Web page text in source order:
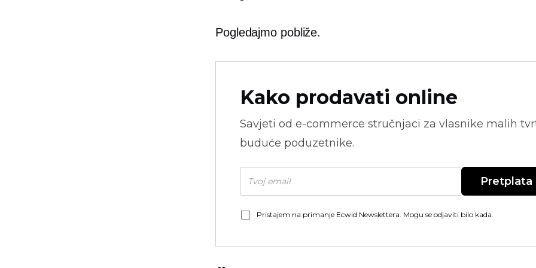
Pogledajmo pobliže.
Kako prodavati online
Savjeti od e-commerce stručnjaci za vlasnike malih
buduće poduzetnike.
Pretplata
Pristajem na primanje Ecwid Newslettera. Mogu se odjaviti bilo kada.